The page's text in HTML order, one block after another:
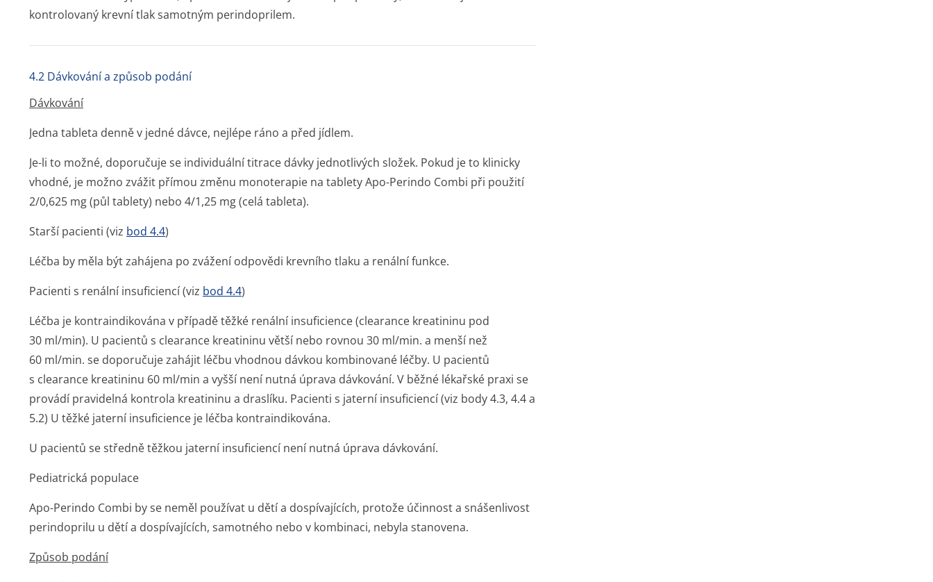
kontrolovaný krevní tlak samotným perindoprilem.
4.2 Dávkování a způsob podání
Dávkování
Jedna tableta denně v jedné dávce, nejlépe ráno a před jídlem.
Je-li to možné, doporučuje se individuální titrace dávky jednotlivých složek. Pokud je to klinicky
vhodné, je možno zvážit přímou změnu monoterapie na tablety Apo-Perindo Combi při použití
2/0,625 mg (půl tablety) nebo 4/1,25 mg (celá tableta).
Starší pacienti (viz bod 4.4)
Léčba by měla být zahájena po zvážení odpovědi krevního tlaku a renální funkce.
Pacienti s renální insuficiencí (viz bod 4.4)
Léčba je kontraindikována v případě těžké renální insuficience (clearance kreatininu pod
30 ml/min). U pacientů s clearance kreatininu větší nebo rovnou 30 ml/min. a menší než
60 ml/min. se doporučuje zahájit léčbu vhodnou dávkou kombinované léčby. U pacientů
s clearance kreatininu 60 ml/min a vyšší není nutná úprava dávkování. V běžné lékařské praxi se
provádí pravidelná kontrola kreatininu a draslíku. Pacienti s jaterní insuficiencí (viz body 4.3, 4.4 a
5.2) U těžké jaterní insuficience je léčba kontraindikována.
U pacientů se středně těžkou jaterní insuficiencí není nutná úprava dávkování.
Pediatrická populace
Apo-Perindo Combi by se neměl používat u dětí a dospívajících, protože účinnost a snášenlivost
perindoprilu u dětí a dospívajících, samotného nebo v kombinaci, nebyla stanovena.
Způsob podání